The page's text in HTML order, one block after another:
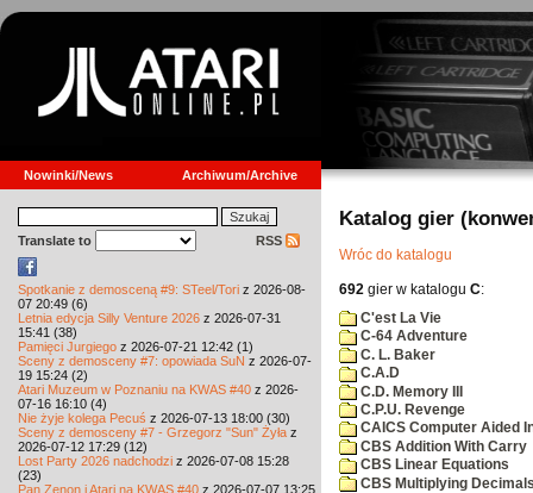
Nowinki/News Archiwum/Archive
Translate to RSS
Spotkanie z demosceną #9: STeel/Tori z 2026-08-
07 20:49 (6)
Letnia edycja Silly Venture 2026 z 2026-07-31
15:41 (38)
Pamięci Jurgiego z 2026-07-21 12:42 (1)
Sceny z demosceny #7: opowiada SuN z 2026-07-
19 15:24 (2)
Atari Muzeum w Poznaniu na KWAS #40 z 2026-
07-16 16:10 (4)
Nie żyje kolega Pecuś z 2026-07-13 18:00 (30)
Sceny z demosceny #7 - Grzegorz "Sun" Żyła z
2026-07-12 17:29 (12)
Lost Party 2026 nadchodzi z 2026-07-08 15:28
(23)
Pan Zenon i Atari na KWAS #40 z 2026-07-07 13:25
Katalog gier
Wróc do katalogu
692 gier w katalogu C:
C'est La Vie
C-64 Adventure
C. L. Baker
C.A.D
C.D. Memory III
C.P.U. Revenge
CAICS Computer Aided
CBS Addition With Carry
CBS Linear Equations
CBS Multiplying